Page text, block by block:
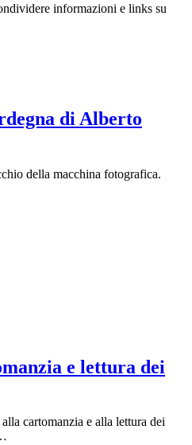
informazioni e links su
di Alberto
della macchina fotografica.
e lettura dei
cartomanzia e alla lettura dei